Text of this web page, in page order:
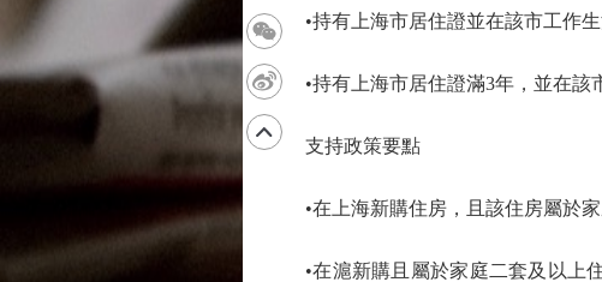
•持有上海市居住證並在該市工作生
•持有上海市居住證滿3年，並在該
支持政策要點
•在上海新購住房，且該住房屬於家
•在滬新購且屬於家庭二套及以上住